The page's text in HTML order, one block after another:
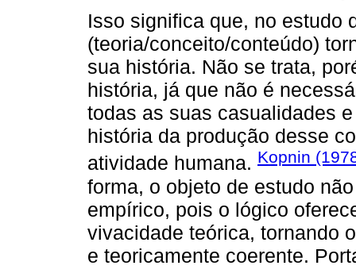
Isso significa que, no estudo
(teoria/conceito/conteúdo)
sua história. Não se trata,
história, já que não é
todas as suas casualidades
história da produção desse
atividade humana. Kopnin
forma, o objeto de estudo
empírico, pois o lógico
vivacidade teórica, tornando
e teoricamente coerente.